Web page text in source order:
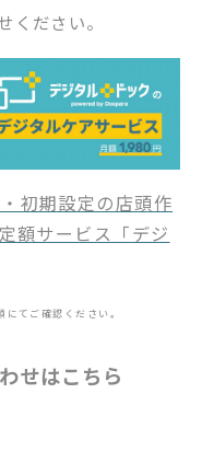
ください。
初期設定の店頭作
額サービス「デジ
てご確認ください。
せはこちら